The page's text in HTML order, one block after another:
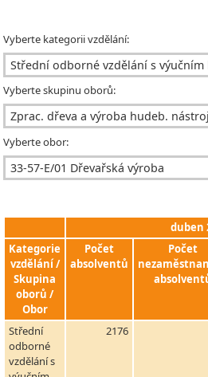
Vyberte kategorii vzdělání:
Vyberte skupinu oborů:
Vyberte obor:
duben
Kategorie
vzdělání /
Skupina
oborů /
Obor
Počet
absolventů
Počet
Střední
odborné
vzdělání s
2176